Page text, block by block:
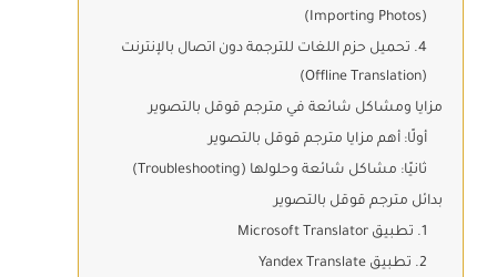
(Importing Photos)
4. تحميل حزم اللغات للترجمة دون اتصال بالإنترنت
(Offline Translation)
مزايا ومشاكل شائعة في مترجم قوقل بالتصوير
أولًا: أهم مزايا مترجم قوقل بالتصوير
ثانيًا: مشاكل شائعة وحلولها (Troubleshooting)
بدائل مترجم قوقل بالتصوير
1. تطبيق Microsoft Translator
2. تطبيق Yandex Translate